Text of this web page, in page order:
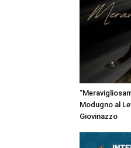
Modugno al
Giovinazzo